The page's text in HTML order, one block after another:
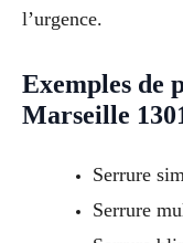
l’urgence.
Exemples de
Marseille
Serrure
Serrure